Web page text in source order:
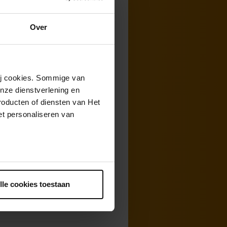
Over
cookies. Sommige van
dienstverlening en
of diensten van Het
personaliseren van
cookies toestaan
De
leiding van
Christiaan